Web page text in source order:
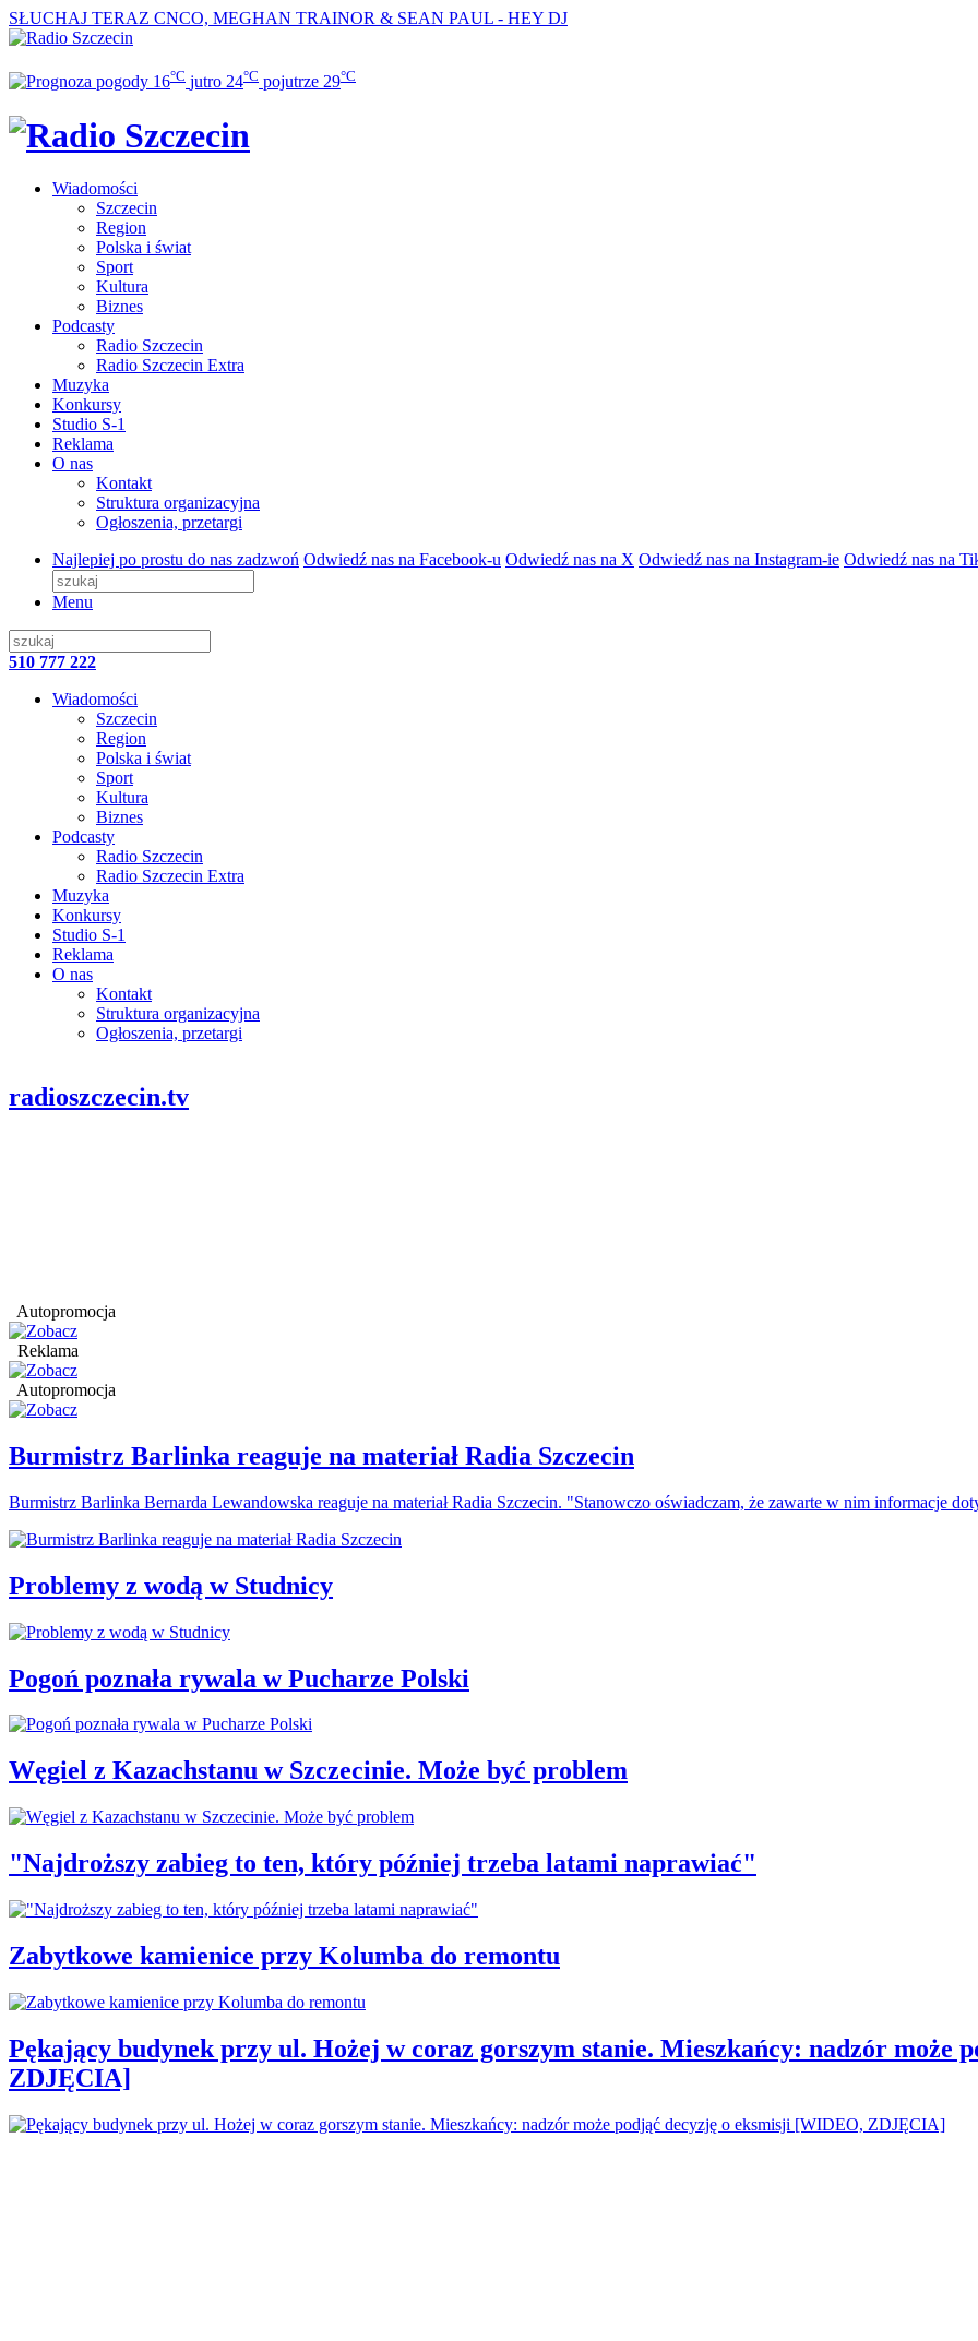
SŁUCHAJ TERAZ CNCO, MEGHAN TRAINOR & SEAN PAUL - HEY DJ
16°C jutro 24°C pojutrze 29°C
Wiadomości
Szczecin
Region
Polska i świat
Sport
Kultura
Biznes
Podcasty
Radio Szczecin
Radio Szczecin Extra
Muzyka
Konkursy
Studio S-1
Reklama
O nas
Kontakt
Struktura organizacyjna
Ogłoszenia, przetargi
Najlepiej po prostu do nas zadzwoń Odwiedź nas na Facebook-u Odwiedź nas na X Odwiedź nas na Instagram-ie Odwiedź nas na
Menu
510 777 222
Wiadomości
Szczecin
Region
Polska i świat
Sport
Kultura
Biznes
Podcasty
Radio Szczecin
Radio Szczecin Extra
Muzyka
Konkursy
Studio S-1
Reklama
O nas
Kontakt
Struktura organizacyjna
Ogłoszenia, przetargi
radioszczecin.tv
Autopromocja
Reklama
Autopromocja
Burmistrz Barlinka reaguje na materiał Radia Szczecin
Burmistrz Barlinka Bernarda Lewandowska reaguje na materiał Radia Szczecin. "Stanowczo oświadczam, że zawarte w nim informacje
Problemy z wodą w Studnicy
Pogoń poznała rywala w Pucharze Polski
Węgiel z Kazachstanu w Szczecinie. Może być problem
"Najdroższy zabieg to ten, który później trzeba latami naprawiać"
Zabytkowe kamienice przy Kolumba do remontu
Pękający budynek przy ul. Hożej w coraz gorszym stanie. Mieszkańcy: nadzór może
ZDJĘCIA]